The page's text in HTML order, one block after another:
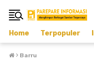
Home Terpopuler
› Barru